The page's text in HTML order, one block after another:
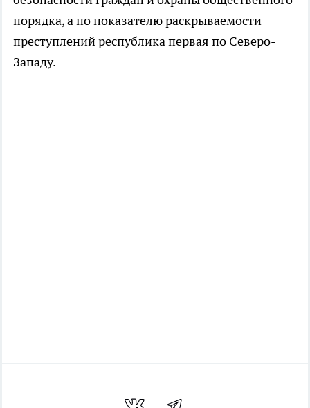
порядка, а по показателю раскрываемости
преступлений республика первая по Северо-
Западу.